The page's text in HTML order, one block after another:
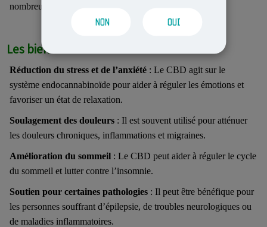
NON OUI
nombreux bienfaits sur le bien-être et la santé.
Les bienfaits du CBD
Réduction du stress et de l’anxiété : Le CBD agit sur le
système endocannabinoïde pour aider à réguler les émotions et
favoriser un état de relaxation.
Soulagement des douleurs : Il est souvent utilisé pour atténuer
les douleurs chroniques, inflammations et migraines.
Amélioration du sommeil : Le CBD peut aider à réguler le cycle
du sommeil et lutter contre l’insomnie.
Soutien pour certaines pathologies : Il peut être bénéfique pour
les personnes souffrant d’épilepsie, de troubles neurologiques ou
de maladies inflammatoires.